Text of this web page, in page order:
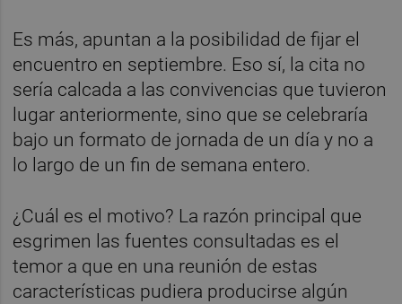
Es más, apuntan a la posibilidad de fijar el
encuentro en septiembre. Eso sí, la cita no
sería calcada a las convivencias que tuvieron
lugar anteriormente, sino que se celebraría
bajo un formato de jornada de un día y no a
lo largo de un fin de semana entero.
¿Cuál es el motivo? La razón principal que
esgrimen las fuentes consultadas es el
temor a que en una reunión de estas
características pudiera producirse algún